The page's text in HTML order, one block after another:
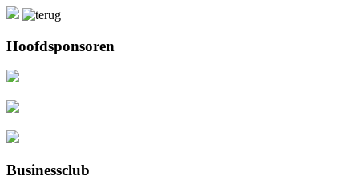
Hoofdsponsoren
Businessclub